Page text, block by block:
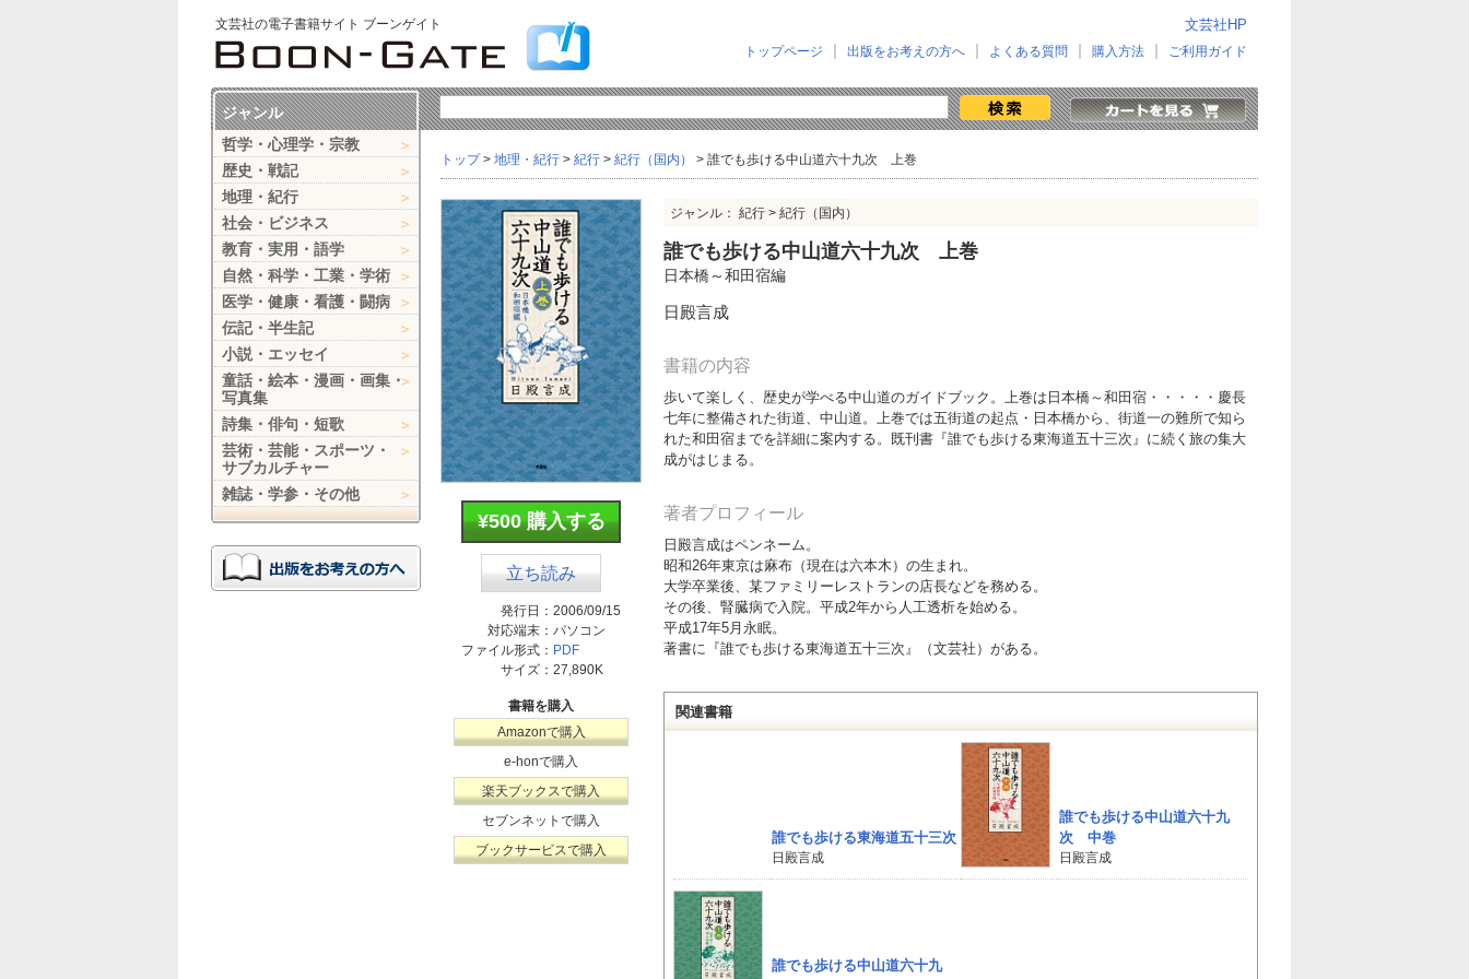
文芸社の電子書籍サイト ブーンゲイト 文芸社HP
トップページ 出版をお考えの方へ よくある質問 購入方法 ご利用ガイド
トップ> 地理・紀行 > 紀行 > 紀行（国内） > 誰でも歩ける中山道六十九次 上巻
¥500 購入する
立ち読み
発行日： 2006/09/15
対応端末： パソコン
ファイル形式： PDF
サイズ： 27,890K
書籍を購入
Amazonで購入
e-honで購入
楽天ブックスで購入
セブンネットで購入
ブックサービスで購入
ジャンル： 紀行 > 紀行（国内）
誰でも歩ける中山道六十九次 上巻
日本橋～和田宿編
日殿言成
書籍の内容
歩いて楽しく、歴史が学べる中山道のガイドブック。上巻は日本橋～和田宿・・・・・慶長
七年に整備された街道、中山道。上巻では五街道の起点・日本橋から、街道一の難所で知ら
れた和田宿までを詳細に案内する。既刊書『誰でも歩ける東海道五十三次』に続く旅の集大
成がはじまる。
著者プロフィール
日殿言成はペンネーム。
昭和26年東京は麻布（現在は六本木）の生まれ。
大学卒業後、某ファミリーレストランの店長などを務める。
その後、腎臓病で入院。平成2年から人工透析を始める。
平成17年5月永眠。
著書に『誰でも歩ける東海道五十三次』（文芸社）がある。
関連書籍
誰でも歩ける東海道五十三次
日殿言成
誰でも歩ける中山道六十九
次 中巻
日殿言成
誰でも歩ける中山道六十九
ジャンル
哲学・心理学・宗教
歴史・戦記
地理・紀行
社会・ビジネス
教育・実用・語学
自然・科学・工業・学術
医学・健康・看護・闘病
伝記・半生記
小説・エッセイ
童話・絵本・漫画・画集・
写真集
詩集・俳句・短歌
芸術・芸能・スポーツ・
サブカルチャー
雑誌・学参・その他